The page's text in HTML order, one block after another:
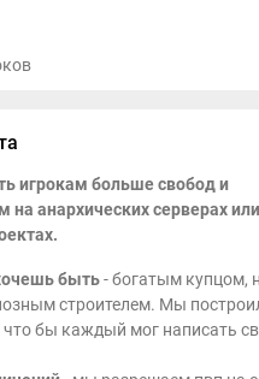
игрокам больше свобод и
на анархических серверах или
быть- богатым купцом,
строителем. Мы
бы каждый мог написать